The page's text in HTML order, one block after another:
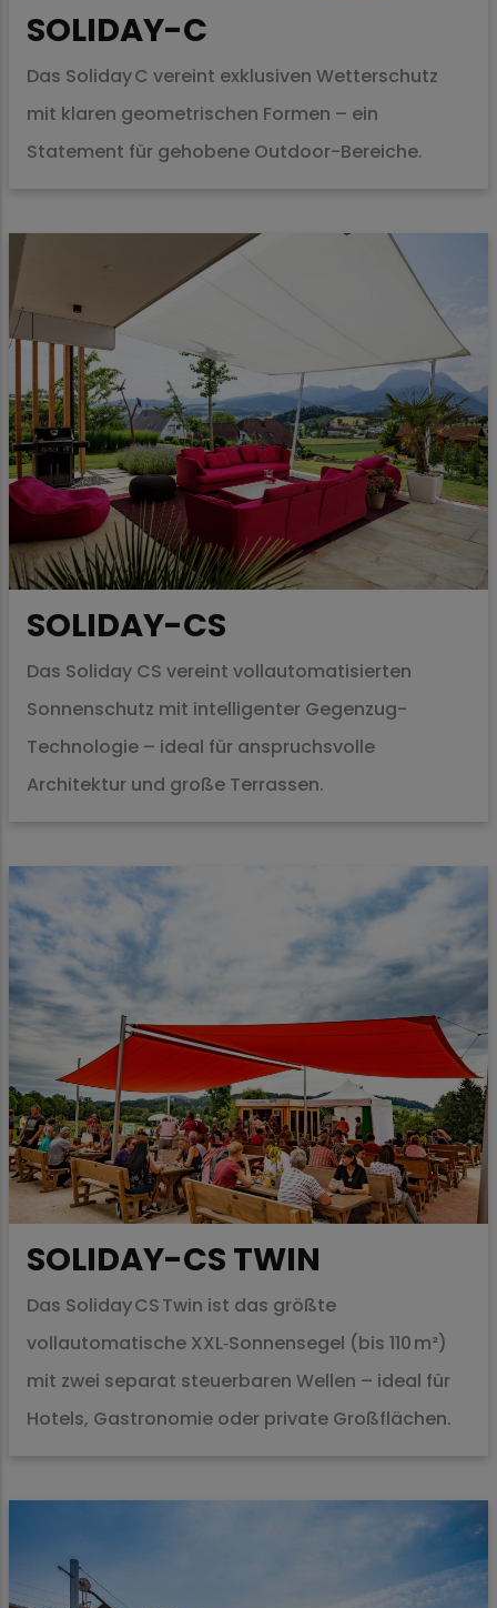
SOLIDAY-C
Das Soliday C vereint exklusiven Wetterschutz
mit klaren geometrischen Formen – ein
Statement für gehobene Outdoor-Bereiche.
SOLIDAY-CS
Das Soliday CS vereint vollautomatisierten
Sonnenschutz mit intelligenter Gegenzug-
Technologie – ideal für anspruchsvolle
Architektur und große Terrassen.
SOLIDAY-CS TWIN
Das Soliday CS Twin ist das größte
vollautomatische XXL‑Sonnensegel (bis 110 m²)
mit zwei separat steuerbaren Wellen – ideal für
Hotels, Gastronomie oder private Großflächen.